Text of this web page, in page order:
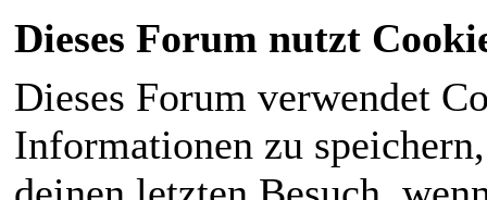
Dieses Forum nutzt
Dieses Forum verwendet
Informationen zu